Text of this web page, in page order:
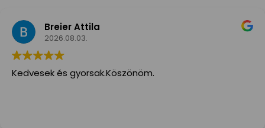
Breier Attila
2026.08.03.
Kedvesek és gyorsak.Köszönöm.